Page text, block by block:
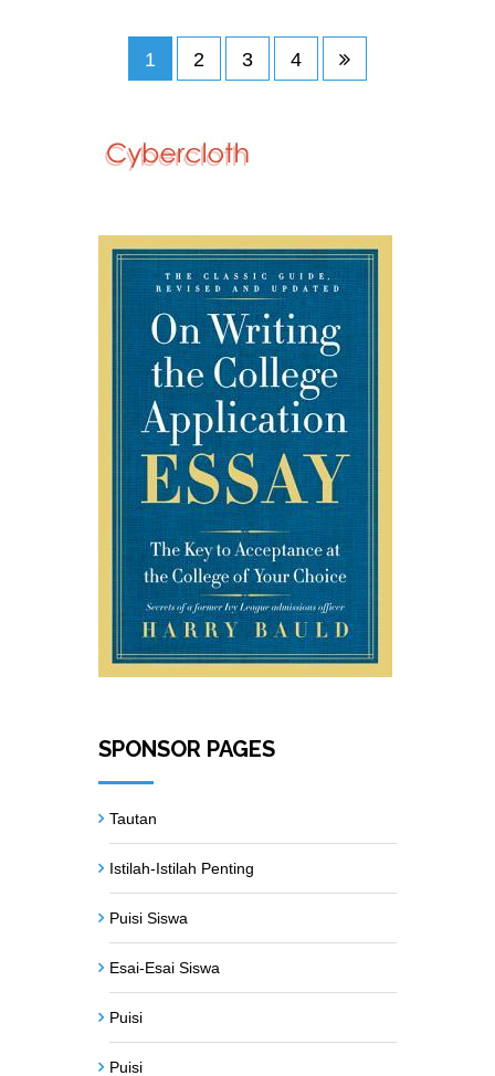
Posts
1 2 3 4
SPONSOR PAGES
Tautan
Istilah-Istilah Penting
Puisi Siswa
Esai-Esai Siswa
Puisi
Puisi